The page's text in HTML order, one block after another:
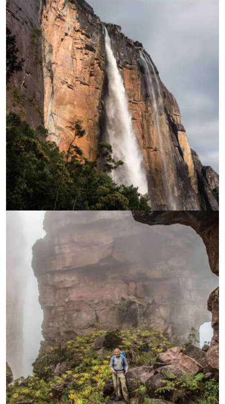
УВЕЛИЧИ
УВЕЛИЧИ